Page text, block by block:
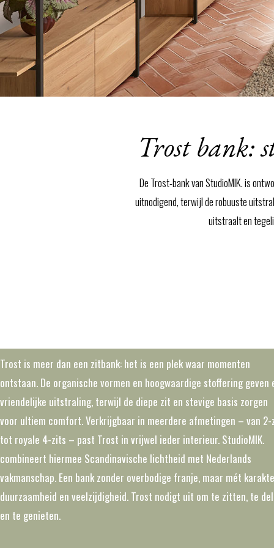
Trost bank:
De Trost-bank van StudioMIK. is
uitnodigend, terwijl de robuuste
uitstraalt en
Trost is meer dan een zitbank: het is een plek waar momenten
ontstaan. De organische vormen en hoogwaardige stoffering geven
vriendelijke uitstraling, terwijl de diepe zit en stevige basis zorgen
voor ultiem comfort. Verkrijgbaar in meerdere afmetingen – van
tot royale 4-zits – past Trost in vrijwel ieder interieur. StudioMIK.
combineert hiermee Scandinavische lichtheid met Nederlands
vakmanschap. Een bank zonder overbodige franje, maar mét
duurzaamheid en veelzijdigheid. Trost nodigt uit om te zitten, te
en te genieten.